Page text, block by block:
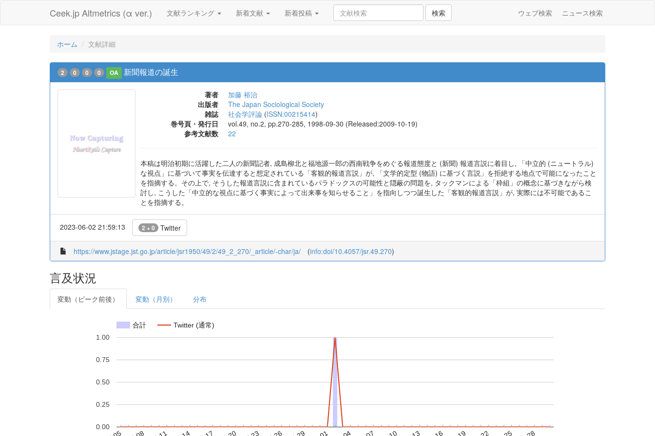
Ceek.jp Altmetrics (α ver.) 文献ランキング 新着文献 新着投稿 検索 ウェブ検索 ニュース検索
ホーム 文献詳細
2 0 0 0 OA 新聞報道の誕生
著者
加藤 裕治
出版者
The Japan Sociological Society
雑誌
社会学評論 (ISSN:00215414)
巻号頁・発行日
vol.49, no.2, pp.270-285, 1998-09-30 (Released:2009-10-19)
参考文献数
22
本稿は明治初期に活躍した二人の新聞記者, 成島柳北と福地源一郎の西南戦争をめぐる報道態度と (新聞) 報道言説に着目し, 「中立的 (ニュートラル)
な視点」に基づいて事実を伝達すると想定されている「客観的報道言説」が, 「文学的定型 (物語) に基づく言説」を拒絶する地点で可能になったこと
を指摘する。その上で, そうした報道言説に含まれているパラドックスの可能性と隠蔽の問題を, タックマンによる「枠組」の概念に基づきながら検
討し, こうした「中立的な視点に基づく事実によって出来事を知らせること」を指向しつつ誕生した「客観的報道言説」が, 実際には不可能であるこ
とを指摘する。
2023-06-02 21:59:13 2 + 0 Twitter
https://www.jstage.jst.go.jp/article/jsr1950/49/2/49_2_270/_article/-char/ja/ (info:doi/10.4057/jsr.49.270)
言及状況
変動（ピーク前後） 変動（月別） 分布
合計 Twitter (通常)
0.00
0.25
0.50
0.75
1.00